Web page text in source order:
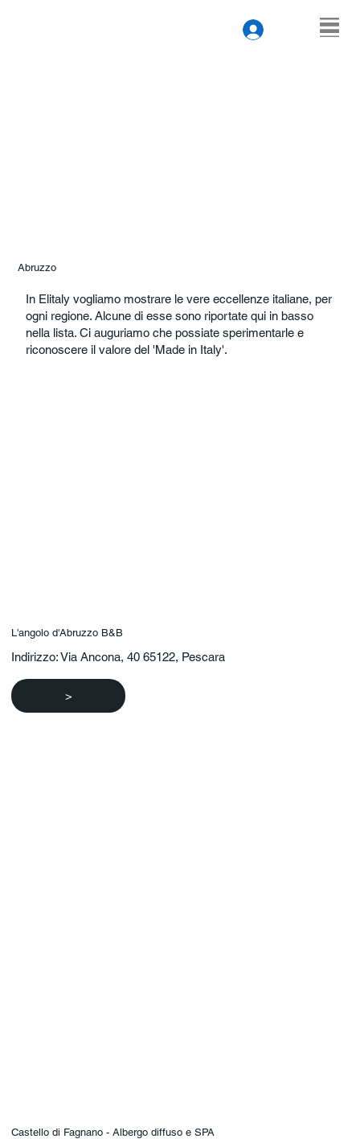
Abruzzo
In Elitaly vogliamo mostrare le vere eccellenze italiane, per
ogni regione. Alcune di esse sono riportate qui in basso
nella lista. Ci auguriamo che possiate sperimentarle e
riconoscere il valore del 'Made in Italy'.
L'angolo d'Abruzzo B&B
Indirizzo: Via Ancona, 40 65122, Pescara
>
Castello di Fagnano - Albergo diffuso e SPA